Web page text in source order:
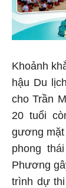
Khoảnh
hậu Du
cho Trần
20 tuổi
gương
phong
Phương
trình dự